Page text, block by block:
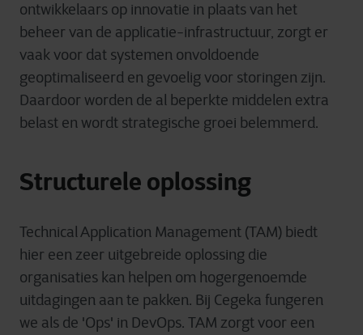
ontwikkelaars op innovatie in plaatsvan het
beheer van de applicatie-infrastructuur, zorgt er
vaakvoor dat systemen onvoldoende
geoptimaliseerd en gevoeligvoor storingen zijn.
Daardoor worden de al beperkte middelen extra
belast en wordt strategische groei belemmerd.
Structurele oplossing
Technical Application Management (TAM) biedt
hier een zeer uitgebreide oplossing die
organisaties kan helpen om hogergenoemde
uitdagingen aante pakken. Bij Cegeka fungeren
we als de 'Ops' in DevOps. TAM zorgtvoor een